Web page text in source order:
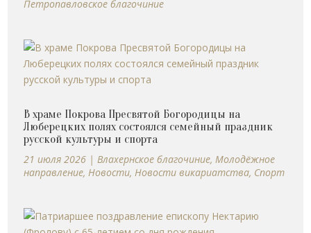
Петропавловское благочиние
В храме Покрова Пресвятой Богородицы на
Люберецких полях состоялся семейный праздник
русской культуры и спорта
21 июля 2026 |Влахернское благочиние,Молодёжное
направление,Новости,Новости викариатства, Спорт